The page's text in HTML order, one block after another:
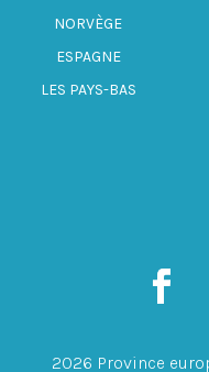
NORVÈGE
ESPAGNE
LES PAYS-BAS
2026 Province